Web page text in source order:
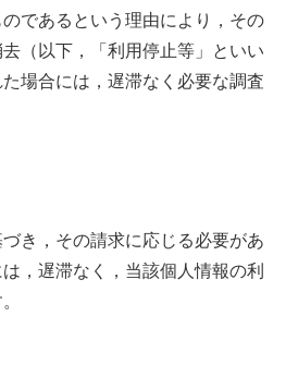
であるという理由により，その
（以下，「利用停止等」といい
場合には，遅滞なく必要な調査
き，その請求に応じる必要があ
，遅滞なく，当該個人情報の利